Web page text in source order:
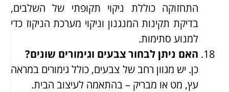
התחזוקה כוללת ניקוי תקופתי של השלבים,
בדיקת תקינות המנגנון וניקוי מערכת הניקוז כדי
למנוע סתימות.
האם ניתן לבחור צבעים וגימורים שונים?
כן. יש מגוון רחב של צבעים, כולל גימורים במראה
עץ, מט או מבריק – בהתאמה לעיצוב הבית.